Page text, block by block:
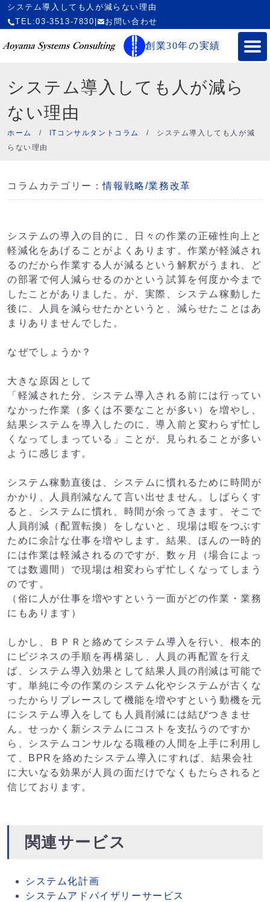
システム導入しても人が減らない理由
TEL:03-3513-7830
お問い合わせ
創業30年の実績
システム導入しても人が減ら
ない理由
ホーム / ITコンサルタントコラム / システム導入しても人が減
らない理由
コラムカテゴリー：情報戦略/業務改革
システムの導入の目的に、日々の作業の正確性向上と
軽減化をあげることがよくあります。作業が軽減され
るのだから作業する人が減るという解釈がうまれ、ど
の部署で何人減らせるのかという試算を何度か今まで
したことがありました。が、実際、システム稼動した
後に、人員を減らせたかというと、減らせたことはあ
まりありませんでした。
なぜでしょうか？
大きな原因として
「軽減された分、システム導入される前には行ってい
なかった作業（多くは不要なことが多い）を増やし、
結果システムを導入したのに、導入前と変わらず忙し
くなってしまっている」ことが、見られることが多い
ように感じます。
システム稼動直後は、システムに慣れるために時間が
かかり、人員削減なんて言い出せません。しばらくす
ると、システムに慣れ、時間が余ってきます。そこで
人員削減（配置転換）をしないと、現場は暇をつぶす
ために余計な仕事を増やします。結果、ほんの一時的
には作業は軽減されるのですが、数ヶ月（場合によっ
ては数週間）で現場は相変わらず忙しくなってしまう
のです。
（俗に人が仕事を増やすという一面がどの作業・業務
にもあります）
しかし、ＢＰＲと絡めてシステム導入を行い、根本的
にビジネスの手順を再構築し、人員の再配置を行え
ば、システム導入効果として結果人員の削減は可能で
す。単純に今の作業のシステム化やシステムが古くな
ったからリプレースして機能を増やすという動機を元
にシステム導入をしても人員削減には結びつきませ
ん。せっかく新システムにコストを支払うのですか
ら、システムコンサルなる職種の人間を上手に利用し
て、BPRを絡めたシステム導入にすれば、結果会社
に大いなる効果が人員の面だけでなくもたらされると
信じております。
関連サービス
システム化計画
システムアドバイザリーサービス